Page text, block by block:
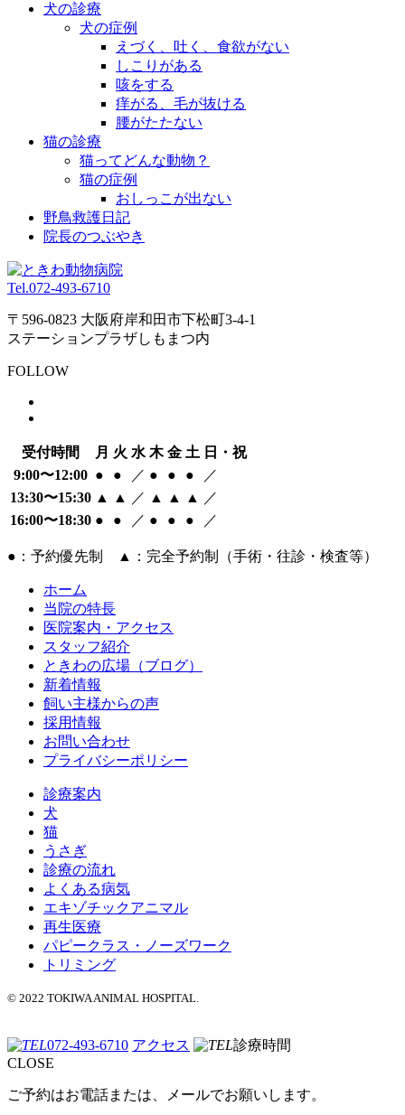
犬の診療
犬の症例
えづく、吐く、食欲がない
しこりがある
咳をする
痒がる、毛が抜ける
腰がたたない
猫の診療
猫ってどんな動物？
猫の症例
おしっこが出ない
野鳥救護日記
院長のつぶやき
Tel.072-493-6710
〒596-0823 大阪府岸和田市下松町3-4-1
ステーションプラザしもまつ内
FOLLOW
受付時間 月 火 水 木 金 土 日・祝
9:00〜12:00 ● ● ／ ● ● ●
／
13:30〜15:30 ▲ ▲ ／ ▲ ▲ ▲
／
16:00〜18:30 ● ● ／ ● ● ● ／
●：予約優先制 ▲：完全予約制（手術・往診・検査等）
ホーム
当院の特長
医院案内・アクセス
スタッフ紹介
ときわの広場（ブログ）
新着情報
飼い主様からの声
採用情報
お問い合わせ
プライバシーポリシー
診療案内
犬
猫
うさぎ
診療の流れ
よくある病気
エキゾチックアニマル
再生医療
パピークラス・ノーズワーク
トリミング
© 2022 TOKIWA ANIMAL HOSPITAL.
072-493-6710 アクセス
診療時間
CLOSE
ご予約はお電話または、メールでお願いします。